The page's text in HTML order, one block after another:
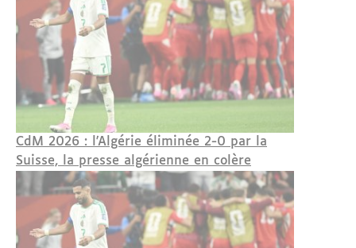
CdM 2026 : l'Algérie éliminée 2-0 par la
Suisse, la presse algérienne en colère